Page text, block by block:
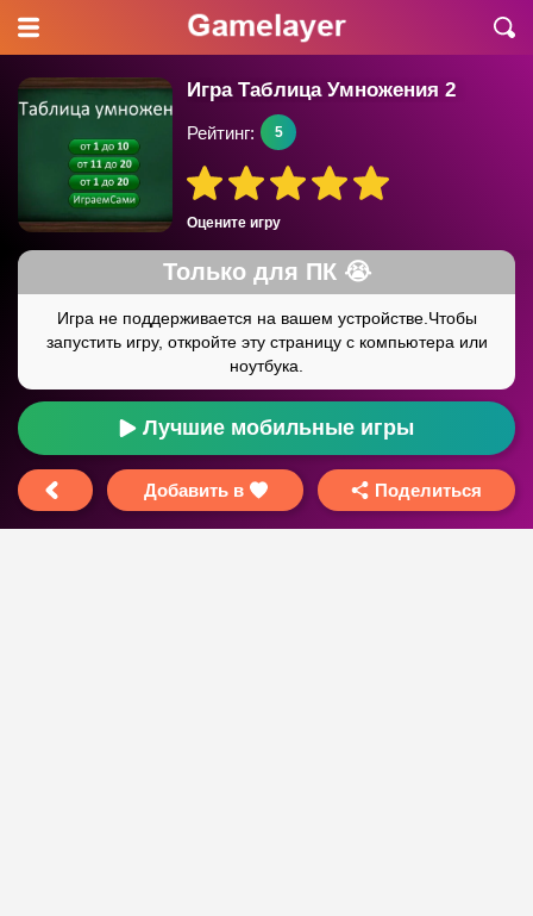
Игра Таблица Умножения 2
Оцените игру
Рейтинг: 5
Лучшие мобильные игры
Добавить в Поделиться